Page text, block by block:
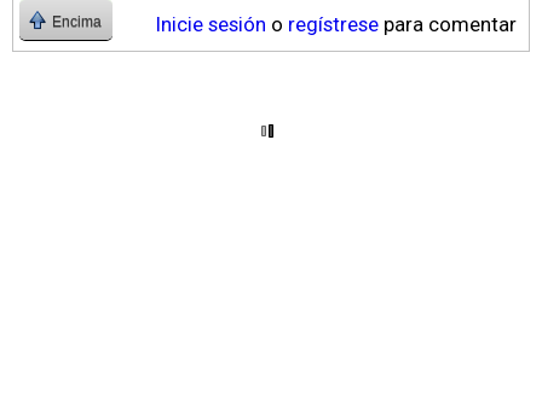
Encima Inicie sesión o regístrese para comentar